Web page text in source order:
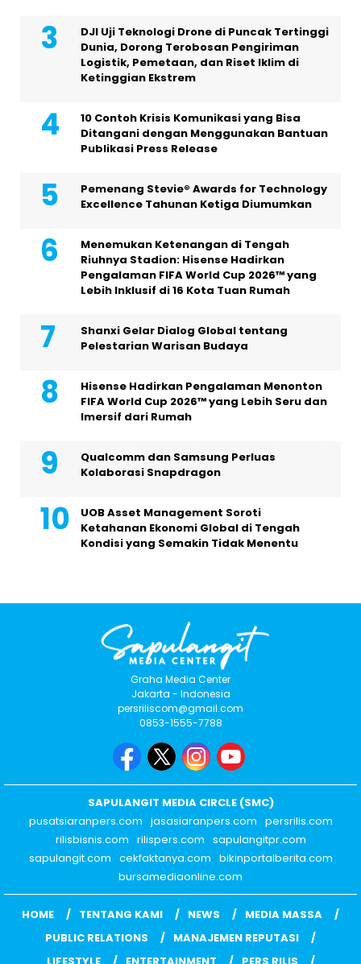
DJI Uji Teknologi Drone di Puncak Tertinggi
Dunia, Dorong Terobosan Pengiriman
Logistik, Pemetaan, dan Riset Iklim di
Ketinggian Ekstrem
10 Contoh Krisis Komunikasi yang Bisa
Ditangani dengan Menggunakan Bantuan
Publikasi Press Release
Pemenang Stevie® Awards for Technology
Excellence Tahunan Ketiga Diumumkan
Menemukan Ketenangan di Tengah
Riuhnya Stadion: Hisense Hadirkan
Pengalaman FIFA World Cup 2026™ yang
Lebih Inklusif di 16 Kota Tuan Rumah
Shanxi Gelar Dialog Global tentang
Pelestarian Warisan Budaya
Hisense Hadirkan Pengalaman Menonton
FIFA World Cup 2026™ yang Lebih Seru dan
Imersif dari Rumah
Qualcomm dan Samsung Perluas
Kolaborasi Snapdragon
UOB Asset Management Soroti
Ketahanan Ekonomi Global di Tengah
Kondisi yang Semakin Tidak Menentu
Graha Media Center
Jakarta - Indonesia
persriliscom@gmail.com
0853-1555-7788
SAPULANGIT MEDIA CIRCLE (SMC)
pusatsiaranpers.com jasasiaranpers.com persrilis.com
rilisbisnis.com rilispers.com sapulangitpr.com
sapulangit.com cekfaktanya.com bikinportalberita.com
bursamediaonline.com
HOME TENTANG KAMI NEWS
MEDIA MASSA
PUBLIC RELATIONS
MANAJEMEN REPUTASI